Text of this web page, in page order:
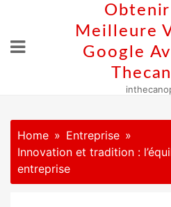
content
Meilleure
Google
Home
Entreprise
Innovation et tradition :
entreprise